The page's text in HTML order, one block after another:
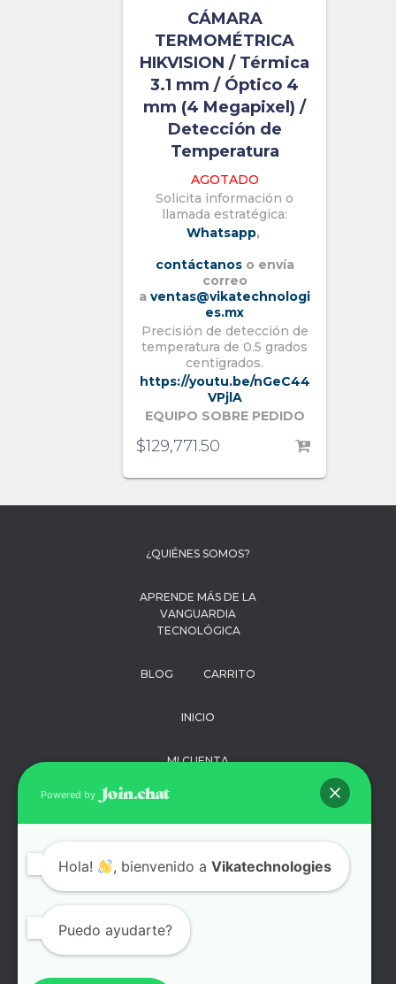
CÁMARA
TERMOMÉTRICA
HIKVISION / Térmica
3.1 mm / Óptico 4
mm (4 Megapixel) /
Detección de
Temperatura
AGOTADO
Solicita información o
llamada estratégica:
Whatsapp,
contáctanos o envía
correo
a ventas@vikatechnologi
es.mx
Precisión de detección de
temperatura de 0.5 grados
centígrados.
https://youtu.be/nGeC44
VPjlA
EQUIPO SOBRE PEDIDO
$129,771.50
¿QUIÉNES SOMOS?
APRENDE MÁS DE LA
VANGUARDIA
TECNOLÓGICA
BLOG CARRITO
INICIO
MI CUENTA
PRIVACIDAD
SOPORTE
TÉRMINOS Y
Powered by
Hola! , bienvenido aVikatechnologies
Puedo ayudarte?